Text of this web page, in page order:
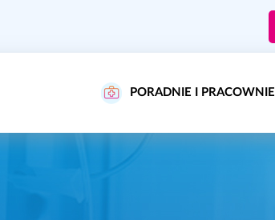
PORADNIE I PRACOWNIE